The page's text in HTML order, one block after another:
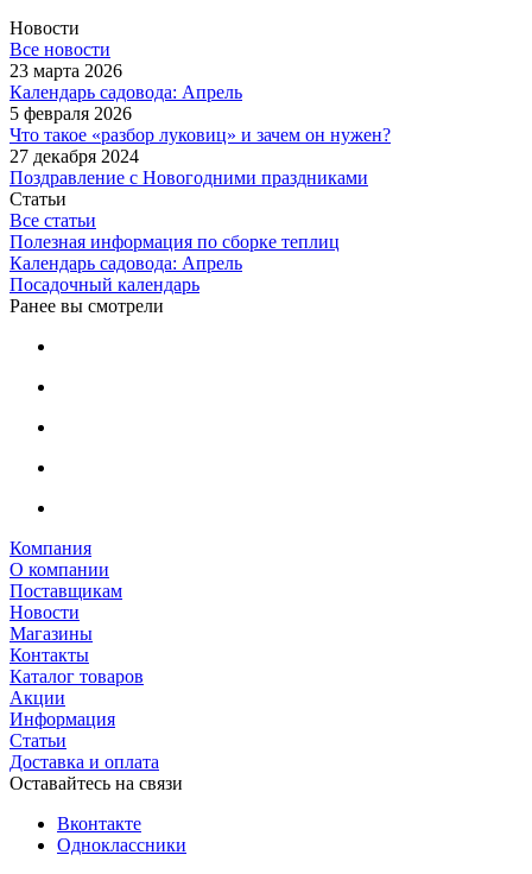
Новости
Все новости
23 марта 2026
Календарь садовода: Апрель
5 февраля 2026
Что такое «разбор луковиц» и зачем он нужен?
27 декабря 2024
Поздравление с Новогодними праздниками
Статьи
Все статьи
Полезная информация по сборке теплиц
Календарь садовода: Апрель
Посадочный календарь
Ранее вы смотрели
Компания
О компании
Поставщикам
Новости
Магазины
Контакты
Каталог товаров
Акции
Информация
Статьи
Доставка и оплата
Оставайтесь на связи
Вконтакте
Одноклассники